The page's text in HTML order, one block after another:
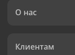
О нас
Клиентам